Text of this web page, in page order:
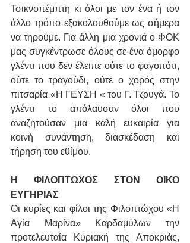
Τσικνοπέμπτη κι όλοι με τον ένα ή τον
άλλο τρόπο εξακολουθούμε ως σήμερα
να τηρούμε. Για άλλη μια χρονιά ο ΦΟΚ
μας συγκέντρωσε όλους σε ένα όμορφο
γλέντι που δεν έλειπε ούτε το φαγοπότι,
ούτε το τραγούδι, ούτε ο χορός στην
πιτσαρία «Η ΓΕΥΣΗ « του Γ. Τζουγά. Το
γλέντι το απόλαυσαν όλοι που
αναζητούσαν μια καλή ευκαιρία για
κοινή συνάντηση, διασκέδαση και
τήρηση του εθίμου.
Η ΦΙΛΟΠΤΩΧΟΣ ΣΤΟΝ ΟΙΚΟ
ΕΥΓΗΡΙΑΣ
Οι κυρίες και φίλοι της Φιλοπτώχου «Η
Αγία Μαρίνα» Καρδαμύλων την
προτελευταία Κυριακή της Αποκριάς,